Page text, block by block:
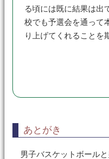
る頃には既に結果は出
校でも予選会を通って
り上げてくれることを
あとがき
男子バスケットボール